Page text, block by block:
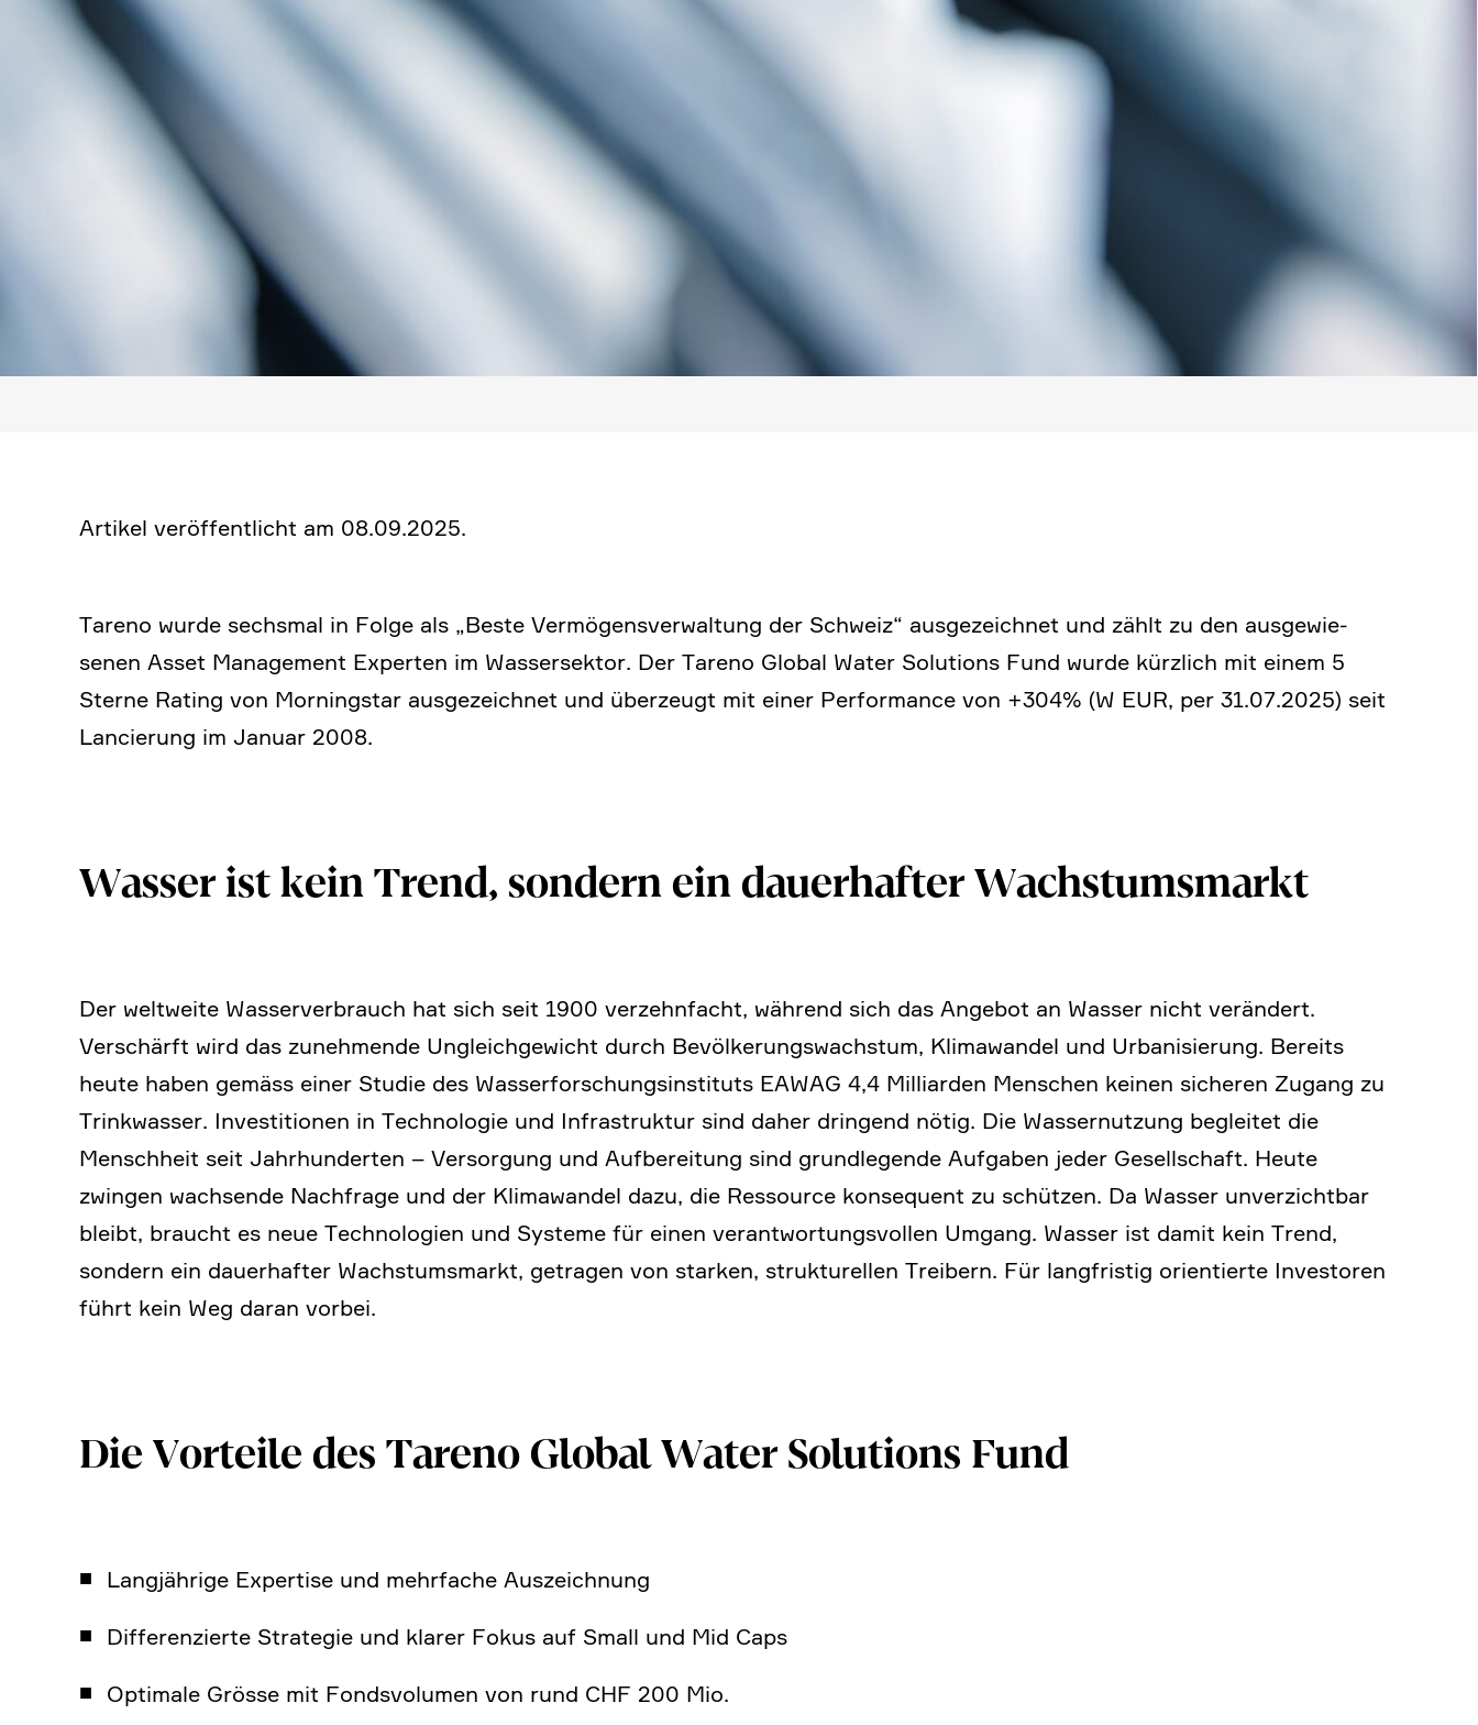
Artikel veröf­fent­licht am 08.09.2025.
Tareno wurde sechsmal in Folge als „Beste Vermö­gens­ver­wal­tung der Schweiz“ ausge­zeichnet und zählt zu den ausge­wie­
senen Asset Manage­ment Experten im Wasser­sektor. Der Tareno Global Water Solutions Fund wurde kürzlich mit einem 5
Sterne Rating von Morningstar ausge­zeichnet und überzeugt mit einer Perfor­mance von +304% (W EUR, per 31.07.2025) seit
Lancie­rung im Januar 2008.
Wasser ist kein Trend, sondern ein dauer­hafter Wachs­tums­markt
Der weltweite Wasser­ver­brauch hat sich seit 1900 verzehn­facht, während sich das Angebot an Wasser nicht verän­dert.
Verschärft wird das zuneh­mende Ungleich­ge­wicht durch Bevöl­ke­rungs­wachstum, Klima­wandel und Urbani­sie­rung. Bereits
heute haben gemäss einer Studie des Wasser­for­schungs­in­sti­tuts EAWAG 4,4 Milli­arden Menschen keinen sicheren Zugang zu
Trink­wasser. Investi­tionen in Techno­logie und Infra­struktur sind daher dringend nötig. Die Wasser­nut­zung begleitet die
Mensch­heit seit Jahrhun­derten – Versor­gung und Aufbe­rei­tung sind grund­le­gende Aufgaben jeder Gesell­schaft. Heute
zwingen wachsende Nachfrage und der Klima­wandel dazu, die Ressource konse­quent zu schützen. Da Wasser unver­zichtbar
bleibt, braucht es neue Techno­lo­gien und Systeme für einen verant­wor­tungs­vollen Umgang. Wasser ist damit kein Trend,
sondern ein dauer­hafter Wachs­tums­markt, getragen von starken, struk­tu­rellen Treibern. Für langfri­stig orien­tierte Investoren
führt kein Weg daran vorbei.
Die Vorteile des Tareno Global Water Solutions Fund
Langjäh­rige Exper­tise und mehrfache Auszeich­nung
Diffe­ren­zierte Strategie und klarer Fokus auf Small und Mid Caps
Optimale Grösse mit Fonds­vo­lumen von rund CHF 200 Mio.